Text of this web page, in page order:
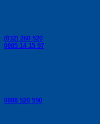
(032) 260 520
0885 14 15 97
0888 520 590